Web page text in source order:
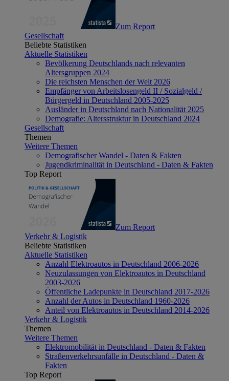
Zum Report
Gesellschaft
Beliebte Statistiken
Aktuelle Statistiken
Bevölkerung Deutschlands nach relevanten
Altersgruppen 2024
Die reichsten Menschen der Welt 2026
Empfänger von Arbeitslosengeld II / Sozialgeld /
Bürgergeld in Deutschland 2005-2025
Ausländer in Deutschland nach Nationalität 2025
Demografie: Altersstruktur in Deutschland 2024
Gesellschaft
Themen
Weitere Themen
Demografischer Wandel - Daten & Fakten
Jugendkriminalität in Deutschland - Daten & Fakten
Top Report
Zum Report
Verkehr & Logistik
Beliebte Statistiken
Aktuelle Statistiken
Anzahl Elektroautos in Deutschland 2006-2026
Neuzulassungen von Elektroautos in Deutschland
2003-2026
Öffentliche Ladepunkte in Deutschland 2017-2026
Anzahl der Autos in Deutschland 1960-2026
Anteil von Elektroautos in Deutschland 2014-2026
Verkehr & Logistik
Themen
Weitere Themen
Elektromobilität in Deutschland - Daten & Fakten
Straßenverkehrsunfälle in Deutschland - Daten &
Fakten
Top Report